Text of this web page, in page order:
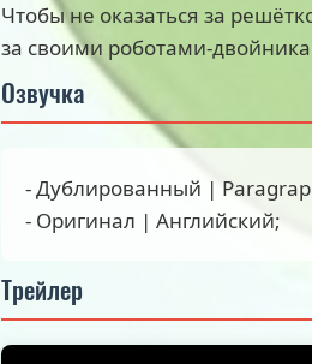
Чтобы не оказаться за
за своими роботами-
Озвучка
- Дублированный |
- Оригинал | Английский;
Трейлер